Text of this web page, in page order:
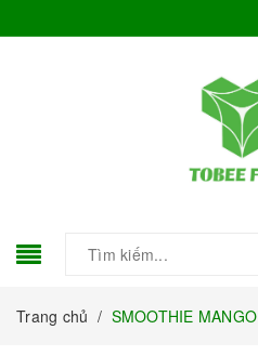
Trang chủ / SMOOTHIE MANGO